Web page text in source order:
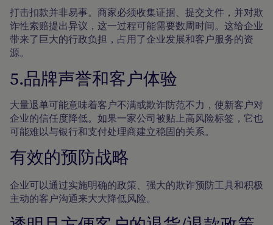
打击扣款并非易事。商家必须收集证据、提交文件，并对欺
诈性索赔提出异议，这一过程可能需要数周时间。这给企业
带来了巨大的行政负担，占用了企业发展和客户服务的资
源。
5.品牌声誉和客户体验
大量退单可能意味着客户不满或欺诈防范不力，使新客户对
企业的信任度降低。如果一家公司被贴上高风险标签，它也
可能难以与银行和支付处理商建立稳固的关系。
有效的预防战略
企业可以通过实施明确的政策、强大的欺诈预防工具和积极
主动的客户沟通来大大降低风险。